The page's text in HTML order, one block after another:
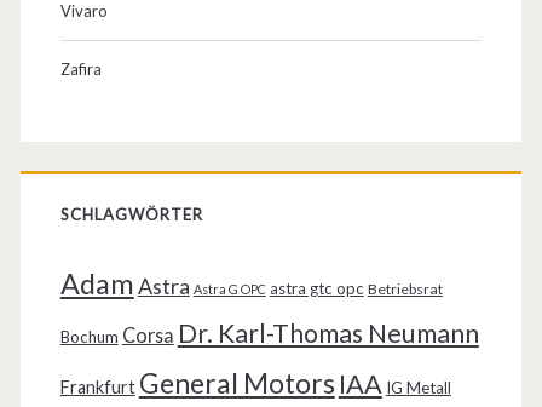
Vivaro
Zafira
SCHLAGWÖRTER
AdamAstra Astra G OPC astra gtc opc Betriebsrat
Bochum Corsa Dr. Karl-Thomas Neumann
Frankfurt General Motors IAA IG Metall